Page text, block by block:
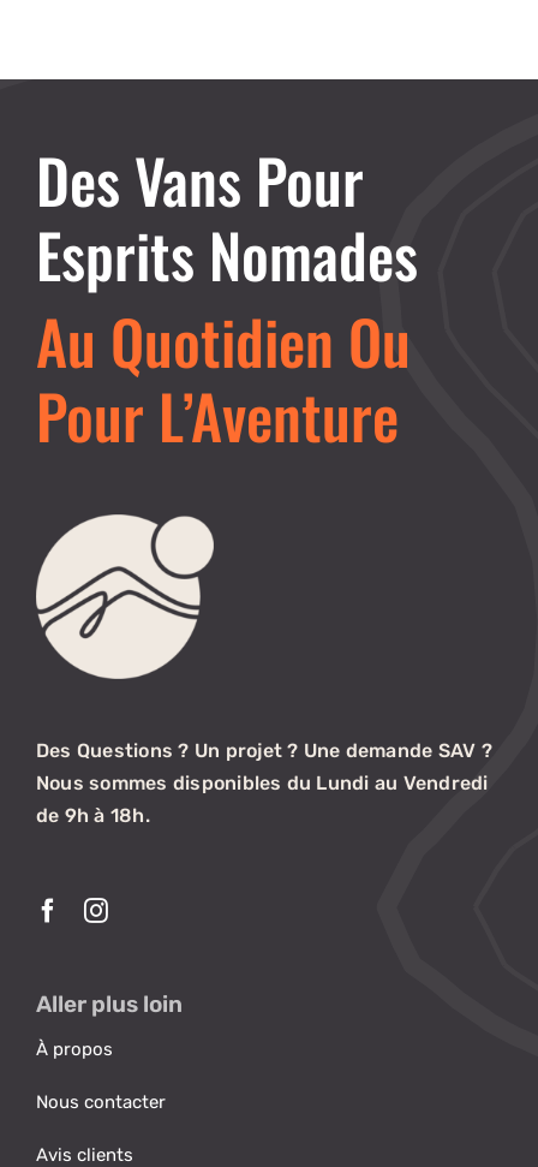
Des Vans Pour
Esprits Nomades
Au Quotidien Ou
Pour L’Aventure
Des Questions ? Un projet ? Une demande SAV ?
Nous sommes disponibles du Lundi au Vendredi
de 9h à 18h.
Aller plus loin
À propos
Nous contacter
Avis clients